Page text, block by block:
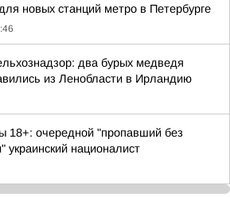
новых станций метро в Петербурге
два бурых медведя
из Ленобласти в Ирландию
18+: очередной "пропавший без
украинский националист